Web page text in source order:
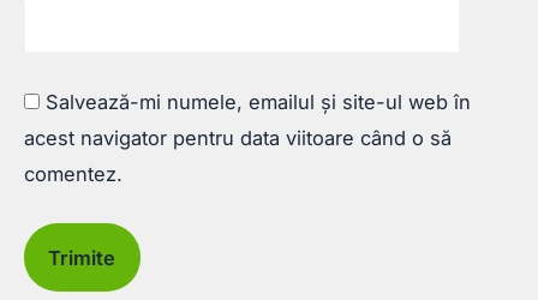
Salvează-mi numele, emailul și site-ul web în
acest navigator pentru data viitoare când o să
comentez.